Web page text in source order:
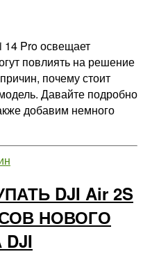
купить
Xiaomi
14T
PRO
14 Pro освещает
повлиять на решение
почему стоит
Давайте подробно
добавим немного
DJI Air 2S
НОВОГО